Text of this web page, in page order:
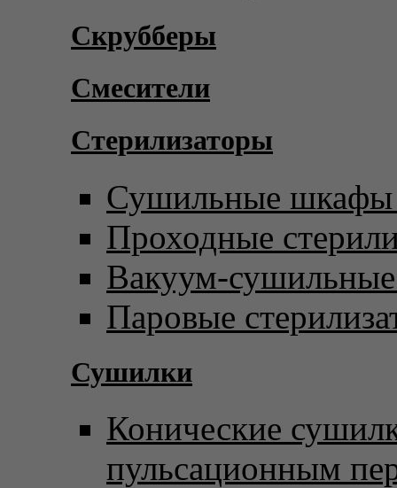
Скрубберы
Смесители
Стерилизаторы
Сушильные шкафы
Проходные
Вакуум-
Паровые
Сушилки
Конические
пульсационным